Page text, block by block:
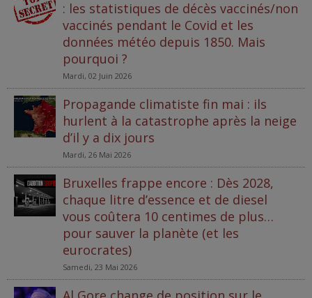
: les statistiques de décès vaccinés/non
vaccinés pendant le Covid et les
données météo depuis 1850. Mais
pourquoi ?
Mardi, 02 Juin 2026
Propagande climatiste fin mai : ils
hurlent à la catastrophe après la neige
d’il y a dix jours
Mardi, 26 Mai 2026
Bruxelles frappe encore : Dès 2028,
chaque litre d’essence et de diesel
vous coûtera 10 centimes de plus…
pour sauver la planète (et les
eurocrates)
Samedi, 23 Mai 2026